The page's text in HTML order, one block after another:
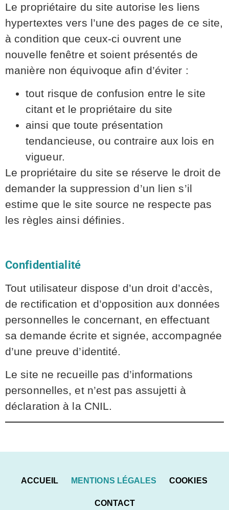
Le propriétaire du site autorise les liens
hypertextes vers l’une des pages de ce site,
à condition que ceux-ci ouvrent une
nouvelle fenêtre et soient présentés de
manière non équivoque afin d’éviter :
tout risque de confusion entre le site
citant et le propriétaire du site
ainsi que toute présentation
tendancieuse, ou contraire aux lois en
vigueur.
Le propriétaire du site se réserve le droit de
demander la suppression d’un lien s’il
estime que le site source ne respecte pas
les règles ainsi définies.
Confidentialité
Tout utilisateur dispose d’un droit d’accès,
de rectification et d’opposition aux données
personnelles le concernant, en effectuant
sa demande écrite et signée, accompagnée
d’une preuve d’identité.
Le site ne recueille pas d’informations
personnelles, et n’est pas assujetti à
déclaration à la CNIL.
ACCUEIL MENTIONS LÉGALES COOKIES
CONTACT